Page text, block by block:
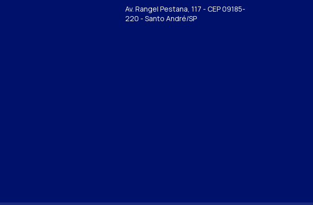
Av. Rangel Pestana, 117 - CEP 09185-
220 - Santo André/SP